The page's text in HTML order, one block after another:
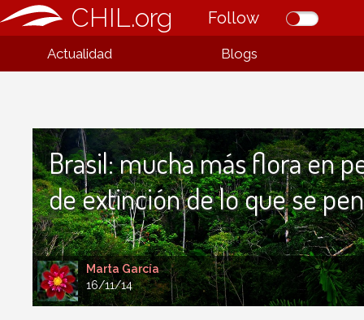
CHIL.org Follow
Actualidad Blogs
Marta García
16/11/14
Brasil: mucha más flora en
de extinción de lo que se